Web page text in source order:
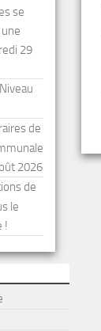
se
29
de
2026
de
le
!